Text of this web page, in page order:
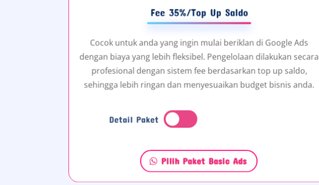
Fee 35%/Top Up Saldo
Cocok untuk anda yang ingin mulai beriklan di Google Ads
dengan biaya yang lebih fleksibel. Pengelolaan dilakukan secara
profesional dengan sistem fee berdasarkan top up saldo,
sehingga lebih ringan dan menyesuaikan budget bisnis anda.
Detail Paket
Pilih Paket Basic Ads